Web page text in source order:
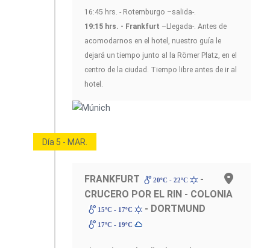
16:45 hrs. - Rotemburgo –salida-.
19:15 hrs. - Frankfurt –Llegada-. Antes de
acomodarnos en el hotel, nuestro guía le
dejará un tiempo junto al la Römer Platz, en el
centro de la ciudad. Tiempo libre antes de ir al
hotel.
Día 5 - MAR.
FRANKFURT 20ºC - 22ºC
-
CRUCERO POR EL RIN - COLONIA
15ºC - 17ºC - DORTMUND
17ºC - 19ºC